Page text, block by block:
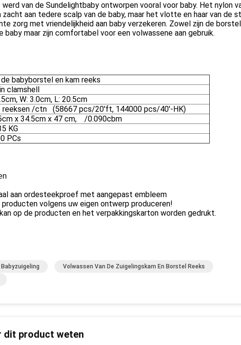
van de Sundelightbaby ontworpen vooral voor baby. Het nylon
aan tedere scalp van de baby, maar het vlotte en haar van de
zorg met vriendelijkheid aan baby verzekeren. Zowel zijn de
maar zijn comfortabel voor een volwassene aan gebruik.
de babyborstel en kam reeks
clamshell
W: 3.0cm, L: 20.5cm
reeksen /ctn (58667 pcs/20'ft, 144000 pcs/40'-HK)
x 34.5cm x 47 cm, /0.090cbm
KG
PCs
aan ordesteekproef met aangepast embleem
producten volgens uw eigen ontwerp produceren!
op de producten en het verpakkingskarton worden gedrukt.
Babyzuigeling
Volwassen Van De Zuigelingskam En Borstel Reeks
dit product weten